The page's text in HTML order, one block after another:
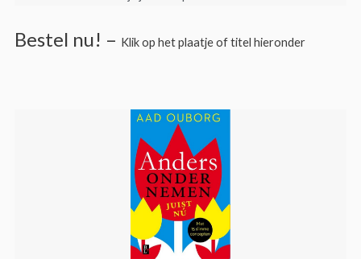
Bestel nu! – Klik op het plaatje of titel hieronder